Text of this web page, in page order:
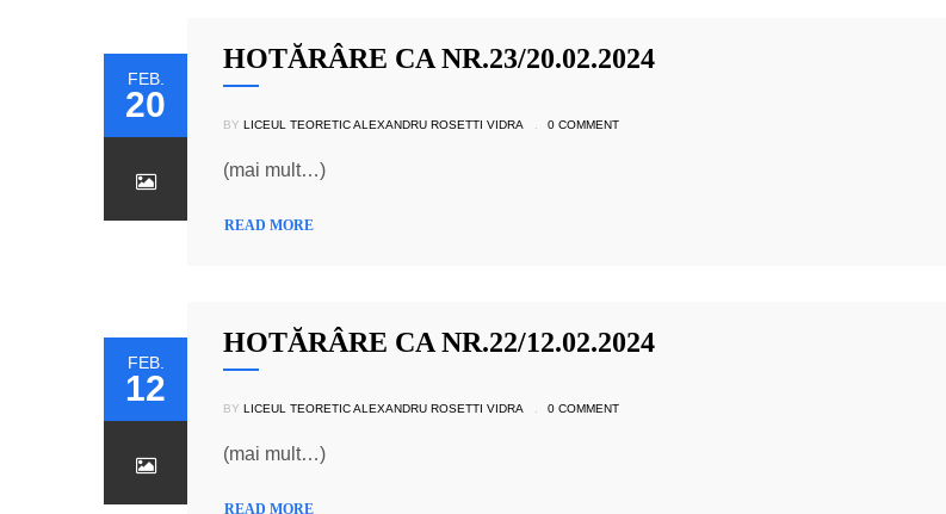
FEB.
20
HOTĂRÂRE CA NR.23/20.02.2024
BY LICEUL TEORETIC ALEXANDRU ROSETTI VIDRA 0 COMMENT
(mai mult…)
READ MORE
FEB.
12
HOTĂRÂRE CA NR.22/12.02.2024
BY LICEUL TEORETIC ALEXANDRU ROSETTI VIDRA 0 COMMENT
(mai mult…)
READ MORE